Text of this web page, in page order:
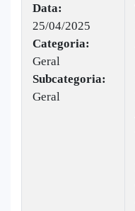
Data:
25/04/2025
Categoria:
Geral
Subcategoria:
Geral